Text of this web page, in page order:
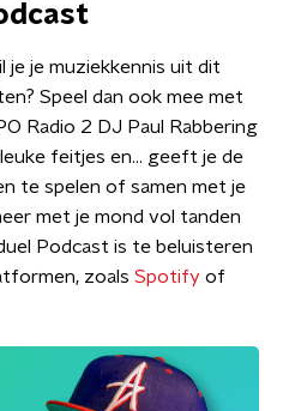
je je muziekkennis uit dit
Speel dan ook mee met
Radio 2 DJ Paul Rabbering
feitjes en… geeft je de
te spelen of samen met je
met je mond vol tanden
Podcast is te beluisteren
zoals Spotify of